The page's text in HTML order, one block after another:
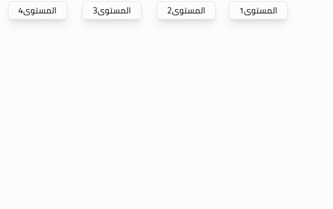
المستوى1 المستوى2 المستوى3 المستوى4